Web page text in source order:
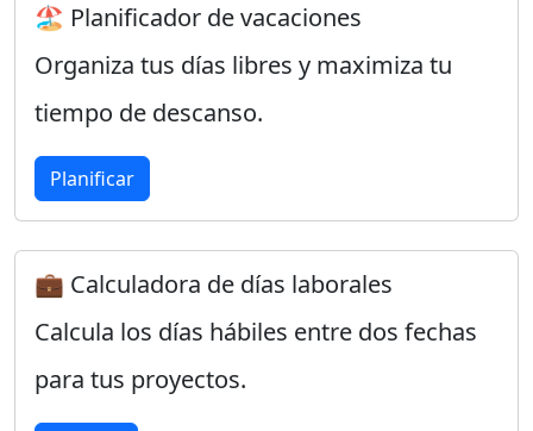
🏖️ Planificador de vacaciones
Organiza tus días libres y maximiza tu
tiempo de descanso.
Planificar
💼 Calculadora de días laborales
Calcula los días hábiles entre dos fechas
para tus proyectos.